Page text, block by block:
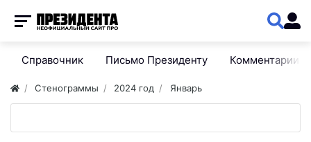
Справочник Письмо Президенту Комментарии
Стенограммы 2024 год Январь